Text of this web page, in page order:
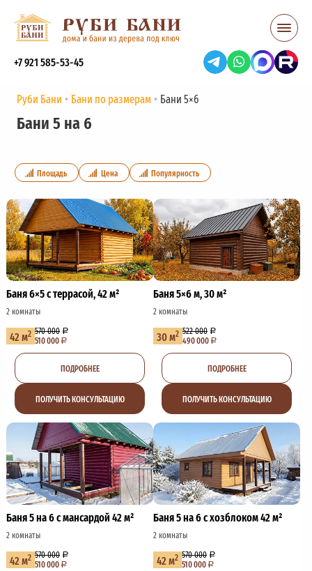
+7 921 585-53-45
Руби Бани Бани по размерам Бани 5×6
Бани 5 на 6
Площадь Цена Популярность
Баня 6×5 с террасой, 42 м²
2 комнаты
42 м2 570 000
510 000
ПОДРОБНЕЕ
ПОЛУЧИТЬ КОНСУЛЬТАЦИЮ
Баня 5×6 м, 30 м²
2 комнаты
30 м2 522 000
490 000
ПОДРОБНЕЕ
ПОЛУЧИТЬ КОНСУЛЬТАЦИЮ
Баня 5 на 6 с мансардой 42 м²
2 комнаты
42 м2 570 000
510 000
Баня 5 на 6 с хозблоком 42 м²
2 комнаты
42 м2 570 000
510 000